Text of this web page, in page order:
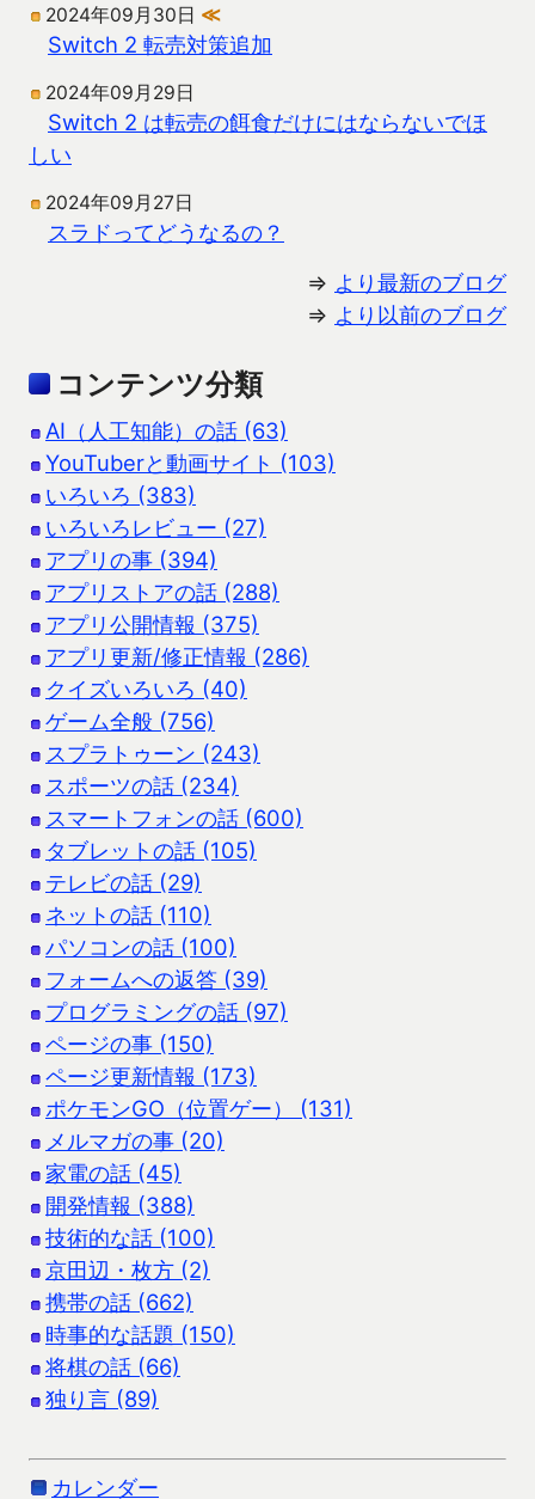
2024年09月30日 ≪
Switch 2 転売対策追加
2024年09月29日
Switch 2 は転売の餌食だけにはならないでほ
しい
2024年09月27日
スラドってどうなるの？
⇒ より最新のブログ
⇒ より以前のブログ
コンテンツ分類
AI（人工知能）の話 (63)
YouTuberと動画サイト (103)
いろいろ (383)
いろいろレビュー (27)
アプリの事 (394)
アプリストアの話 (288)
アプリ公開情報 (375)
アプリ更新/修正情報 (286)
クイズいろいろ (40)
ゲーム全般 (756)
スプラトゥーン (243)
スポーツの話 (234)
スマートフォンの話 (600)
タブレットの話 (105)
テレビの話 (29)
ネットの話 (110)
パソコンの話 (100)
フォームへの返答 (39)
プログラミングの話 (97)
ページの事 (150)
ページ更新情報 (173)
ポケモンGO（位置ゲー） (131)
メルマガの事 (20)
家電の話 (45)
開発情報 (388)
技術的な話 (100)
京田辺・枚方 (2)
携帯の話 (662)
時事的な話題 (150)
将棋の話 (66)
独り言 (89)
カレンダー